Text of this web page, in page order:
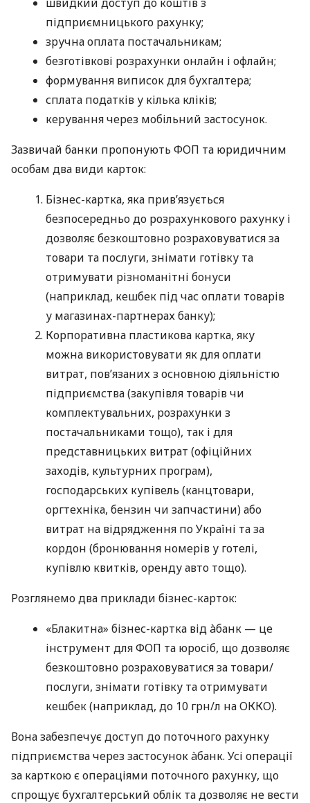
підприємницького рахунку;
зручна оплата постачальникам;
безготівкові розрахунки онлайн і офлайн;
формування виписок для бухгалтера;
сплата податків у кілька кліків;
керування через мобільний застосунок.
Зазвичай банки пропонують ФОП та юридичним
особам два види карток:
Бізнес-картка, яка прив’язується
безпосередньо до розрахункового рахунку і
дозволяє безкоштовно розраховуватися за
товари та послуги, знімати готівку та
отримувати різноманітні бонуси
(наприклад, кешбек під час оплати товарів
у магазинах-партнерах банку);
Корпоративна пластикова картка, яку
можна використовувати як для оплати
витрат, пов’язаних з основною діяльністю
підприємства (закупівля товарів чи
комплектувальних, розрахунки з
постачальниками тощо), так і для
представницьких витрат (офіційних
заходів, культурних програм),
господарських купівель (канцтовари,
оргтехніка, бензин чи запчастини) або
витрат на відрядження по Україні та за
кордон (бронювання номерів у готелі,
купівлю квитків, оренду авто тощо).
Розглянемо два приклади бізнес-карток:
«Блакитна» бізнес-картка від àбанк — це
інструмент для ФОП та юросіб, що дозволяє
безкоштовно розраховуватися за товари/
послуги, знімати готівку та отримувати
кешбек (наприклад, до 10 грн/л на ОККО).
Вона забезпечує доступ до поточного рахунку
підприємства через застосунок àбанк. Усі операції
за карткою є операціями поточного рахунку, що
спрощує бухгалтерський облік та дозволяє не вести